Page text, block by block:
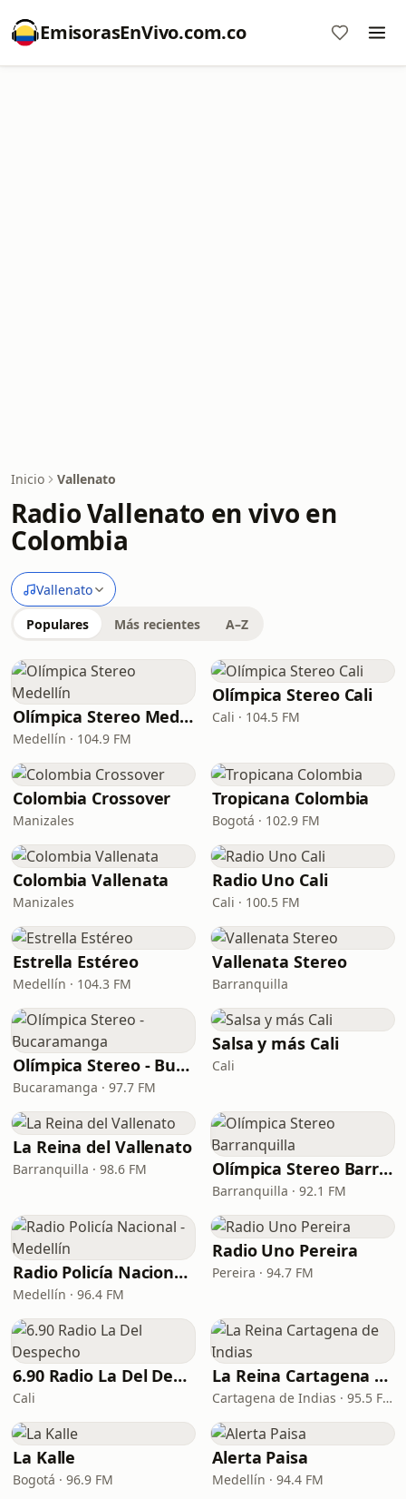
EmisorasEnVivo.com.co
Inicio Vallenato
Radio Vallenato en vivo en
Colombia
Vallenato
Populares Más recientes A–Z
Olímpica Stereo Medellín
Medellín · 104.9 FM
Olímpica Stereo Cali
Cali · 104.5 FM
Colombia Crossover
Manizales
Tropicana Colombia
Bogotá · 102.9 FM
Colombia Vallenata
Manizales
Radio Uno Cali
Cali · 100.5 FM
Estrella Estéreo
Medellín · 104.3 FM
Vallenata Stereo
Barranquilla
Olímpica Stereo - Bucaramanga
Bucaramanga · 97.7 FM
Salsa y más Cali
Cali
La Reina del Vallenato
Barranquilla · 98.6 FM Olímpica Stereo Barranquilla
Barranquilla · 92.1 FM
Radio Policía Nacional - Medellín
Medellín · 96.4 FM
Radio Uno Pereira
Pereira · 94.7 FM
6.90 Radio La Del Despecho
Cali
La Reina Cartagena de Indias
Cartagena de Indias · 95.5 FM
La Kalle
Bogotá · 96.9 FM
Alerta Paisa
Medellín · 94.4 FM